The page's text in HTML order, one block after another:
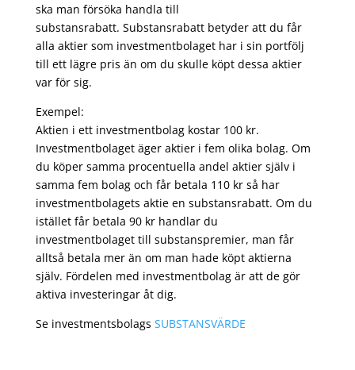
ska man försöka handla till
substansrabatt. Substansrabatt betyder att du får
alla aktier som investmentbolaget har i sin portfölj
till ett lägre pris än om du skulle köpt dessa aktier
var för sig.
Exempel:
Aktien i ett investmentbolag kostar 100 kr.
Investmentbolaget äger aktier i fem olika bolag. Om
du köper samma procentuella andel aktier själv i
samma fem bolag och får betala 110 kr så har
investmentbolagets aktie en substansrabatt. Om du
istället får betala 90 kr handlar du
investmentbolaget till substanspremier, man får
alltså betala mer än om man hade köpt aktierna
själv. Fördelen med investmentbolag är att de gör
aktiva investeringar åt dig.
Se investmentsbolags SUBSTANSVÄRDE